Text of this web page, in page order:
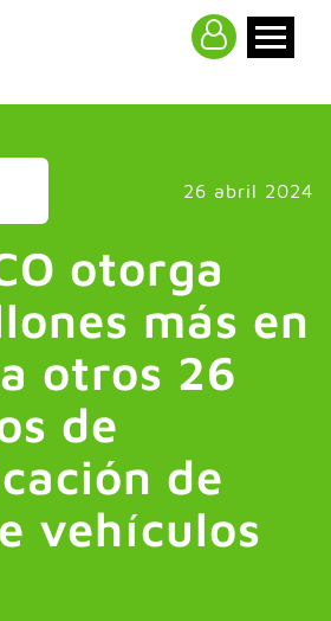
26 abril 2024
otorga
más en
otros 26
de
de
vehículos